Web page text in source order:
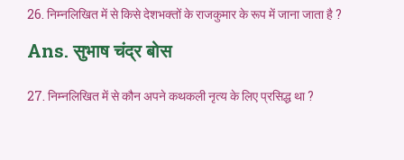
26. निम्नलिखित में से किसे देशभक्तों के राजकुमार के रूप में जाना जाता है ?
Ans. सुभाष चंद्र बोस
27. निम्नलिखित में से कौन अपने कथकली नृत्य के लिए प्रसिद्ध था ?